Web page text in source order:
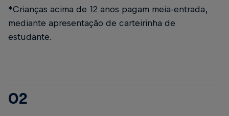
*Crianças acima de 12 anos pagam meia-entrada,
mediante apresentação de carteirinha de
estudante.
02